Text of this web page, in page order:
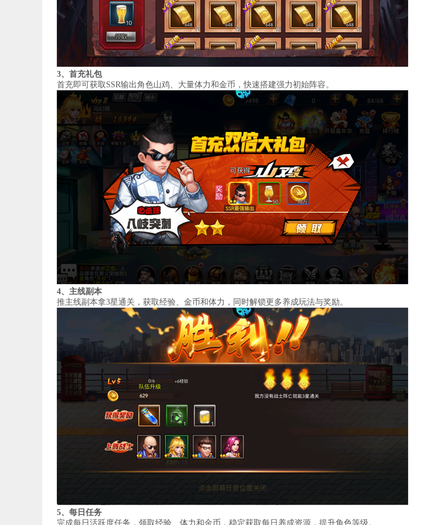
3、首充礼包
首充即可获取SSR输出角色山鸡、大量体力和金币，快速搭建强力初始阵容。
4、主线副本
推主线副本拿3星通关，获取经验、金币和体力，同时解锁更多养成玩法与奖励。
5、每日任务
完成每日活跃度任务，领取经验、体力和金币，稳定获取每日养成资源，提升角色等级。